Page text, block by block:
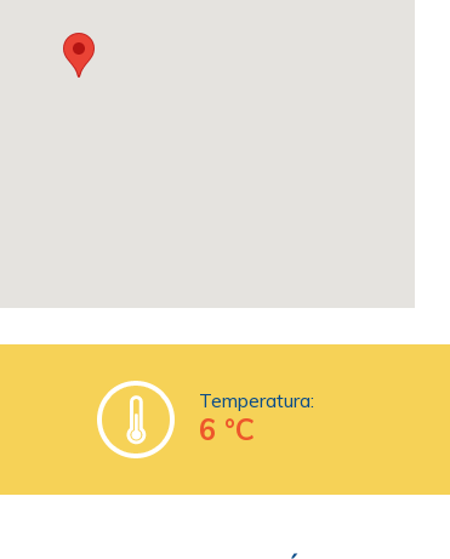
Temperatura:
6 °C